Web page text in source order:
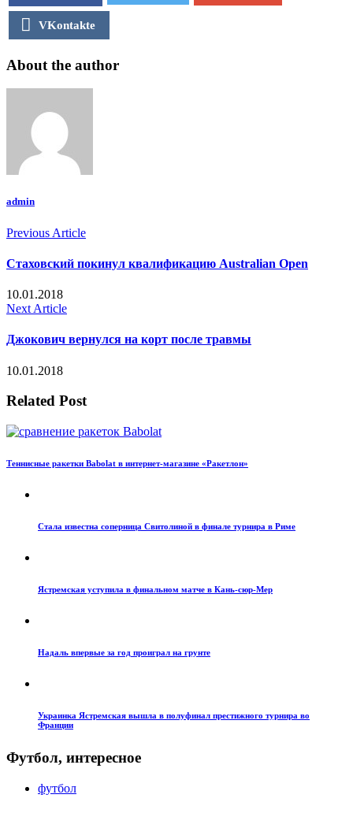
VKontakte
About the author
admin
Previous Article
Стаховский покинул квалификацию Australian Open
10.01.2018
Next Article
Джокович вернулся на корт после травмы
10.01.2018
Related Post
Теннисные ракетки Babolat в интернет-магазине «Ракетлон»
Стала известна соперница Свитолиной в финале турнира в Риме
Ястремская уступила в финальном матче в Кань-сюр-Мер
Надаль впервые за год проиграл на грунте
Украинка Ястремская вышла в полуфинал престижного турнира во
Франции
Футбол, интересное
футбол